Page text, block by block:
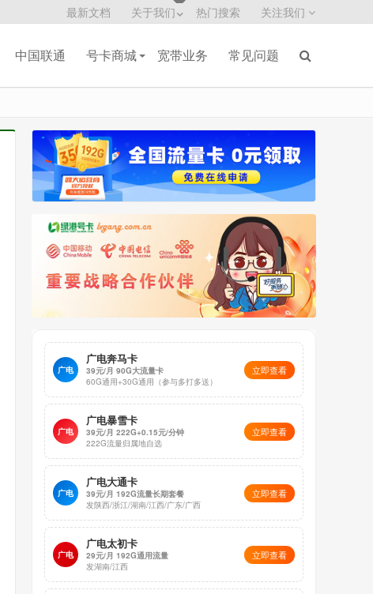
最新文档 关于我们 热门搜索 关注我们
中国联通 号卡商城 宽带业务 常见问题
广电
广电奔马卡
39元/月 90G大流量卡
60G通用+30G通用（参与多打多送）
立即查看
广电
广电暴雪卡
39元/月 222G+0.15元/分钟
222G流量归属地自选
立即查看
广电
广电大通卡
39元/月 192G流量长期套餐
发陕西/浙江/湖南/江西/广东/广西
立即查看
广电
广电太初卡
29元/月 192G通用流量
发湖南/江西
立即查看